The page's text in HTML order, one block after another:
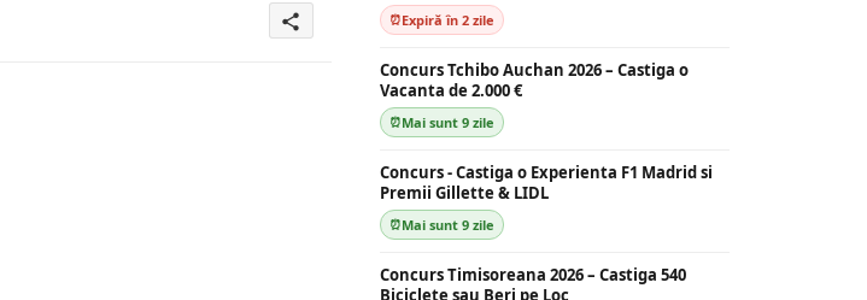
share Expiră în 2 zile
Concurs Tchibo Auchan 2026 – Castiga o
Vacanta de 2.000 €
Mai sunt 9 zile
Concurs - Castiga o Experienta F1 Madrid si
Premii Gillette & LIDL
Mai sunt 9 zile
Concurs Timisoreana 2026 – Castiga 540
Biciclete sau Beri pe Loc